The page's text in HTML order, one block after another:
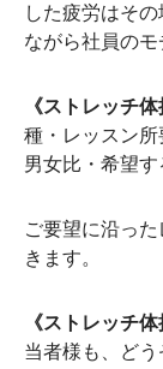
した疲労はそ
ながら社員のモ
《ストレッチ体
種・レッスン所
男女比・希望す
ご要望に沿っ
きます。
《ストレッチ体
当者様も、ど